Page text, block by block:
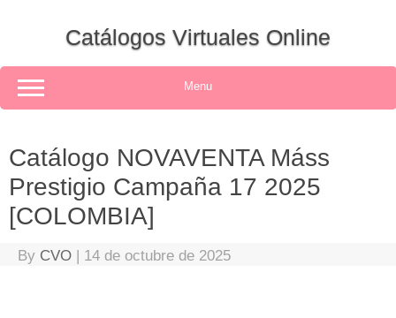
Catálogos Virtuales Online
Menu
Catálogo NOVAVENTA Máss
Prestigio Campaña 17 2025
[COLOMBIA]
By CVO | 14 de octubre de 2025